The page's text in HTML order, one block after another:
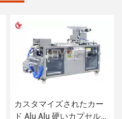
カスタマイズされたカー
ド Alu Alu 硬いカプセル密